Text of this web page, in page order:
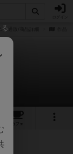
の通販/商品詳細
カフェ